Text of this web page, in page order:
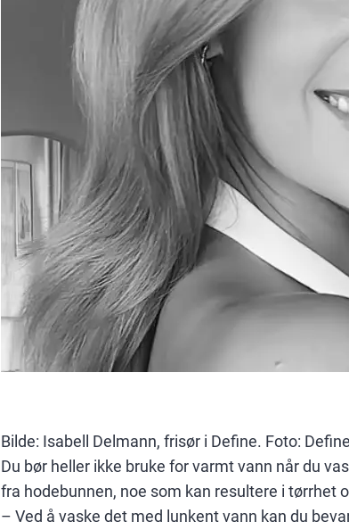
Bilde: Isabell Delmann, frisør i Define. Foto: Define
Du bør heller ikke bruke for varmt vann når du
fra hodebunnen, noe som kan resultere i tørrhet
– Ved å vaske det med lunkent vann kan du